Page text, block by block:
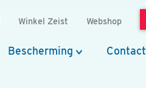
Winkel Zeist Webshop
Bescherming Contact